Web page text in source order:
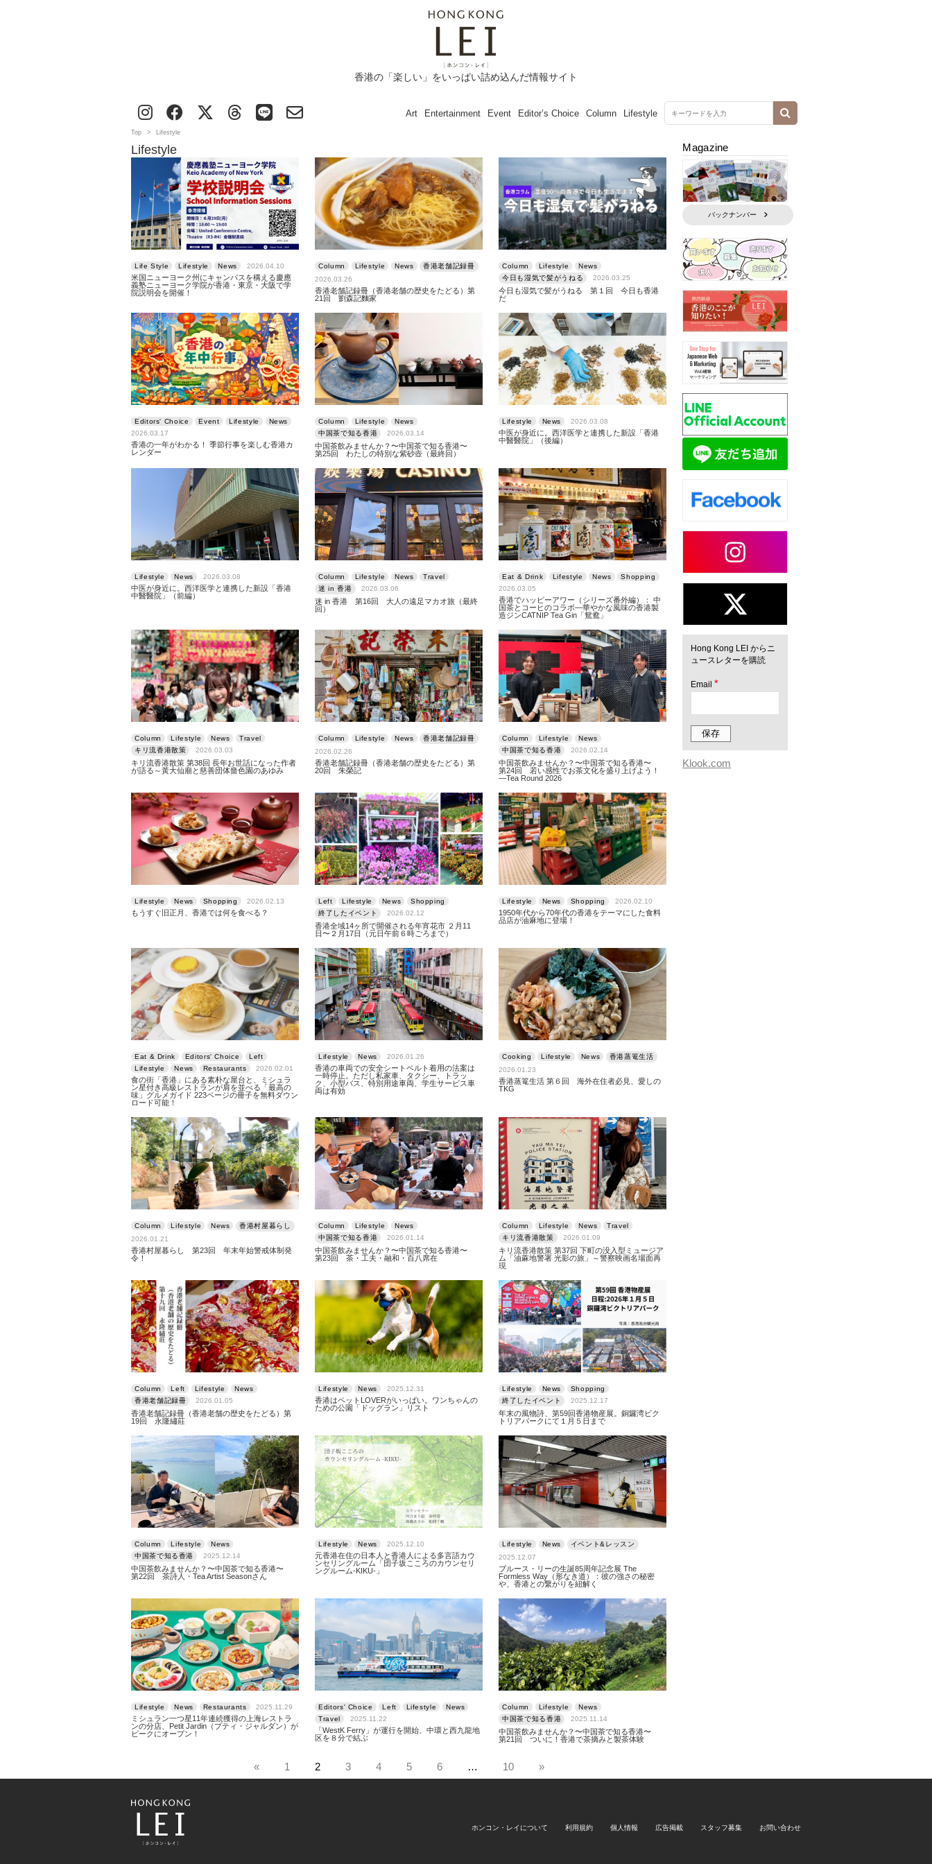
香港の「楽しい」をいっぱい詰め込んだ情報サイト
Art Entertainment Event Editor’s Choice Column Lifestyle
Top > Lifestyle
Lifestyle
Life Style Lifestyle News 2026.04.10
米国ニューヨーク州にキャンパスを構える慶應
義塾ニューヨーク学院が香港・東京・大阪で学
院説明会を開催！
Column Lifestyle News
香港老舗記録冊
2026.03.26
香港老舗記録冊（香港老舗の歴史をたどる）第
21回 劉森記麵家
Column Lifestyle
News
今日も湿気で髪がうねる
2026.03.25
今日も湿気で髪がうねる 第１回 今日も香港
だ
Editors' Choice Event Lifestyle
News
2026.03.17
香港の一年がわかる！ 季節行事を楽しむ香港カ
レンダー
Column Lifestyle
News
中国茶で知る香港
2026.03.14
中国茶飲みませんか？〜中国茶で知る香港〜
第25回 わたしの特別な紫砂壺（最終回）
Lifestyle News 2026.03.08
中医が身近に。西洋医学と連携した新設「香港
中醫醫院」（後編）
Lifestyle News 2026.03.08
中医が身近に。西洋医学と連携した新設「香港
中醫醫院」（前編）
Column Lifestyle News
Travel
迷 in 香港
2026.03.06
迷 in 香港 第16回 大人の遠足マカオ旅（最終
回）
Eat & Drink Lifestyle News
Shopping
2026.03.05
香港でハッピーアワー（シリーズ番外編）： 中
国茶とコーヒのコラボ―華やかな風味の香港製
造ジンCATNIP Tea Gin「鴛鴦」
Column Lifestyle News
Travel
キリ流香港散策
2026.03.03
キリ流香港散策 第38回 長年お世話になった作者
が語る～黃大仙廟と慈善団体嗇色園のあゆみ
Column Lifestyle News
香港老舗記録冊
2026.02.26
香港老舗記録冊（香港老舗の歴史をたどる）第
20回 朱榮記
Column Lifestyle
News
中国茶で知る香港
2026.02.14
中国茶飲みませんか？〜中国茶で知る香港〜
第24回 若い感性でお茶文化を盛り上げよう！
―Tea Round 2026
Lifestyle News Shopping 2026.02.13
もうすぐ旧正月、香港では何を食べる？
Left Lifestyle News
Shopping
終了したイベント
2026.02.12
香港全域14ヶ所で開催される年宵花市 ２月11
日〜２月17日（元日午前６時ごろまで）
Lifestyle News Shopping 2026.02.10
1950年代から70年代の香港をテーマにした食料
品店が油麻地に登場！
Eat & Drink Editors' Choice
Left
Lifestyle
News Restaurants 2026.02.01
食の街「香港」にある素朴な屋台と、ミシュラ
ン星付き高級レストランが肩を並べる「最高の
味」グルメガイド 223ページの冊子を無料ダウン
ロード可能！
Lifestyle News 2026.01.26
香港の車両での安全シートベルト着用の法案は
一時停止。ただし私家車、タクシー、トラッ
ク、小型バス、特別用途車両、学生サービス車
両は有効
Cooking Lifestyle News
香港蒸篭生活
2026.01.23
香港蒸篭生活 第６回 海外在住者必見、愛しの
TKG
Column Lifestyle News
香港村屋暮らし
2026.01.21
香港村屋暮らし 第23回 年末年始警戒体制発
令！
Column Lifestyle
News
中国茶で知る香港
2026.01.14
中国茶飲みませんか？〜中国茶で知る香港〜
第23回 茶・工夫・融和・百八席在
Column Lifestyle News
Travel
キリ流香港散策
2026.01.09
キリ流香港散策 第37回 下町の没入型ミュージア
ム「油蔴地警署 光影の旅」～警察映画名場面再
現
Column Left Lifestyle
News
香港老舗記録冊
2026.01.05
香港老舗記録冊（香港老舗の歴史をたどる）第
19回 永隆繡莊
Lifestyle News 2025.12.31
香港はペットLOVERがいっぱい。ワンちゃんの
ための公園「ドッグラン」リスト
Lifestyle News
Shopping
終了したイベント
2025.12.17
年末の風物詩、第59回香港物産展。銅鑼湾ビク
トリアパークにて１月５日まで
Column Lifestyle
News
中国茶で知る香港
2025.12.14
中国茶飲みませんか？〜中国茶で知る香港〜
第22回 茶詩人・Tea Artist Seasonさん
Lifestyle News 2025.12.10
元香港在住の日本人と香港人による多言語カウ
ンセリングルーム「団子坂こころのカウンセリ
ングルーム-KIKU-」
Lifestyle News
イベント&レッスン
2025.12.07
ブルース・リーの生誕85周年記念展 The
Formless Way（形なき道）：彼の強さの秘密
や、香港との繋がりを紐解く
Lifestyle News Restaurants 2025.11.29
ミシュラン一つ星11年連続獲得の上海レストラ
ンの分店、Petit Jardin（プティ・ジャルダン）が
ピークにオープン！
Editors' Choice Left Lifestyle
News
Travel
2025.11.22
「WestK Ferry」が運行を開始、中環と西九龍地
区を８分で結ぶ
Column Lifestyle
News
中国茶で知る香港
2025.11.14
中国茶飲みませんか？〜中国茶で知る香港〜
第21回 ついに！香港で茶摘みと製茶体験
« 1 2 3 4 5 6 … 10 »
Magazine
バックナンバー
Hong Kong LEI からニ
ュースレターを購読
Email*
Klook.com
ホンコン・レイについて 利用規約 個人情報 広告掲載 スタッフ募集 お問い合わせ